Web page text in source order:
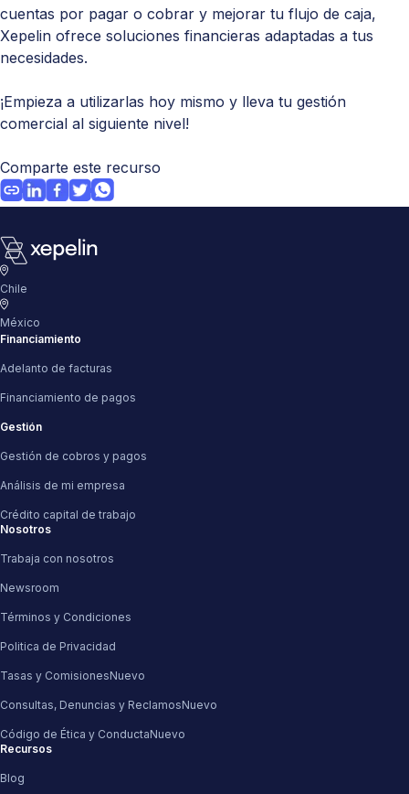
cuentas por pagar o cobrar y mejorar tu flujo de caja,
Xepelin ofrece soluciones financieras adaptadas a tus
necesidades.
¡Empieza a utilizarlas hoy mismo y lleva tu gestión
comercial al siguiente nivel!
Comparte este recurso
Chile
México
Financiamiento
Adelanto de facturas
Financiamiento de pagos
Gestión
Gestión de cobros y pagos
Análisis de mi empresa
Crédito capital de trabajo
Nosotros
Trabaja con nosotros
Newsroom
Términos y Condiciones
Politica de Privacidad
Tasas y ComisionesNuevo
Consultas, Denuncias y ReclamosNuevo
Código de Ética y ConductaNuevo
Recursos
Blog